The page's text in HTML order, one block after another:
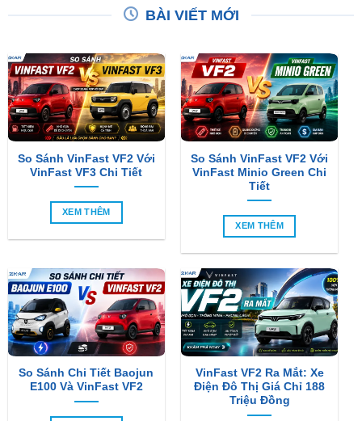
BÀI VIẾT MỚI
So Sánh VinFast VF2 Với
VinFast VF3 Chi Tiết
XEM THÊM
So Sánh VinFast VF2 Với
VinFast Minio Green Chi
Tiết
XEM THÊM
So Sánh Chi Tiết Baojun
E100 Và VinFast VF2
VinFast VF2 Ra Mắt: Xe
Điện Đô Thị Giá Chỉ 188
Triệu Đồng